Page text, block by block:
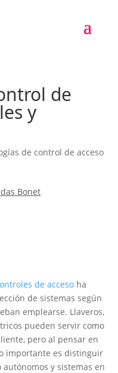
de
y
de control de acceso
Bonet
de acceso ha
de sistemas según
emplearse. Llaveros,
pueden servir como
pero al pensar en
importante es distinguir
y sistemas en